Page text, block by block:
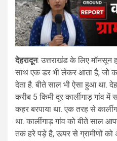
देहरादून: उत्तराखंड के लिए
साथ एक डर भी लेकर आता है, जो
देता है. बीते साल भी ऐसा हुआ था.
करीब 5 किमी दूर कार्लीगाड़ गांव
कहर बरपाया था. एक तरह से
था. कार्लीगाड़ गांव को बीते साल
तक हरे पड़े है, ऊपर से ग्रामीणों